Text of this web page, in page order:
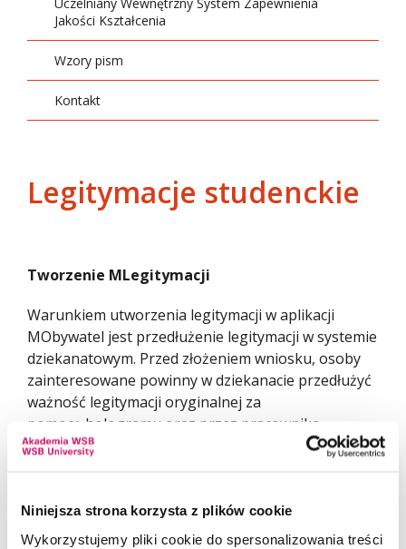
Niniejsza strona korzysta z plików cookie
Wykorzystujemy pliki cookie do spersonalizowania treści
Jakości Kształcenia
Wzory pism
Kontakt
Legitymacje studenckie
Tworzenie MLegitymacji
Warunkiem utworzenia legitymacji w aplikacji
MObywatel jest przedłużenie legitymacji w systemie
dziekanatowym. Przed złożeniem wniosku, osoby
zainteresowane powinny w dziekanacie przedłużyć
ważność legitymacji oryginalnej za
pomocą hologramu oraz przez pracownika
dziekanatu w elektronicznym systemie
o mlegitymację.